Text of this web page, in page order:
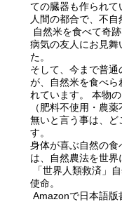
ての臓器も作られて
人間の都合で、不自
自然米を食べて奇
病気の友人にお見舞
た。
そして、今まで普
が、自然米を食べら
れています。 本物
（肥料不使用・農
無いと言う事は、ど
す。
身体が喜ぶ自然の
は、自然農法を世界
「世界人類救済」
使命。
Amazonで日本語版